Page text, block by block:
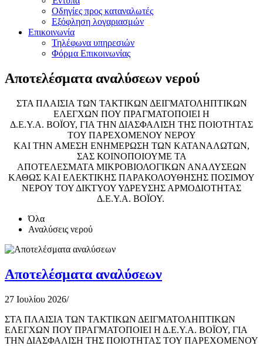
Οδηγίες προς καταναλωτές
Εξόφληση λογαριασμών
Επικοινωνία
Τηλέφωνα υπηρεσιών
Φόρμα Επικοινωνίας
Αποτελέσματα αναλύσεων νερού
ΣΤΑ ΠΛΑΙΣΙΑ ΤΩΝ ΤΑΚΤΙΚΩΝ ΔΕΙΓΜΑΤΟΛΗΠΤΙΚΩΝ
ΕΛΕΓΧΩΝ ΠΟΥ ΠΡΑΓΜΑΤΟΠΟΙΕΙ Η
Δ.Ε.Υ.Α. ΒΟΪΟΥ, ΓΙΑ ΤΗΝ ΔΙΑΣΦΑΛΙΣΗ ΤΗΣ ΠΟΙΟΤΗΤΑΣ
ΤΟΥ ΠΑΡΕΧΟΜΕΝΟΥ ΝΕΡΟΥ
ΚΑΙ ΤΗΝ ΑΜΕΣΗ ΕΝΗΜΕΡΩΣΗ ΤΩΝ ΚΑΤΑΝΑΛΩΤΩΝ,
ΣΑΣ ΚΟΙΝΟΠΟΙΟΥΜΕ ΤΑ
ΑΠΟΤΕΛΕΣΜΑΤΑ ΜΙΚΡΟΒΙΟΛΟΓΙΚΩΝ ΑΝΑΛΥΣΕΩΝ
ΚΑΘΩΣ ΚΑΙ ΕΛΕΚΤΙΚΗΣ ΠΑΡΑΚΟΛΟΥΘΗΣΗΣ ΠΟΣΙΜΟΥ
ΝΕΡΟΥ ΤΟΥ ΔΙΚΤΥΟΥ ΥΔΡΕΥΣΗΣ ΑΡΜΟΔΙΟΤΗΤΑΣ
Δ.Ε.Υ.Α. ΒΟΪΟΥ.
Όλα
Αναλύσεις νερού
Αποτελέσματα αναλύσεων
27 Ιουλίου 2026/
ΣΤΑ ΠΛΑΙΣΙΑ ΤΩΝ ΤΑΚΤΙΚΩΝ ΔΕΙΓΜΑΤΟΛΗΠΤΙΚΩΝ
ΕΛΕΓΧΩΝ ΠΟΥ ΠΡΑΓΜΑΤΟΠΟΙΕΙ Η Δ.Ε.Υ.Α. ΒΟΪΟΥ, ΓΙΑ
ΤΗΝ ΔΙΑΣΦΑΛΙΣΗ ΤΗΣ ΠΟΙΟΤΗΤΑΣ ΤΟΥ ΠΑΡΕΧΟΜΕΝΟΥ